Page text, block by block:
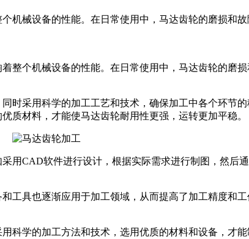
机械设备的性能。在日常使用中，马达齿轮的磨损和
整个机械设备的性能。在日常使用中，马达齿轮的磨
时采用科学的加工工艺和技术，确保加工中各个环节
质材料，才能使马达齿轮耐用性更强，运转更加平稳。
用CAD软件进行设计，根据实际需求进行制图，然后
工具也逐渐应用于加工领域，从而提高了加工精度和
科学的加工方法和技术，选用优质的材料和设备，才